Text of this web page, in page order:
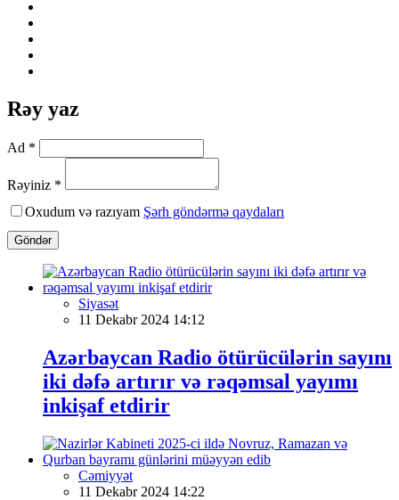
Rəy yaz
Ad *
Rəyiniz *
Oxudum və razıyam Şərh göndərmə qaydaları
Göndər
Siyasət
11 Dekabr 2024 14:12
Azərbaycan Radio ötürücülərin sayını
iki dəfə artırır və rəqəmsal yayımı
inkişaf etdirir
Cəmiyyət
11 Dekabr 2024 14:22